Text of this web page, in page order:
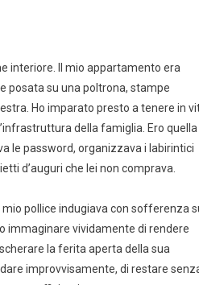
interiore. Il mio appartamento era
posata su una poltrona, stampe
Ho imparato presto a tenere in
della famiglia. Ero quella
le password, organizzava i labirintici
d’auguri che lei non comprava.
pollice indugiava con sofferenza
immaginare vividamente di rendere
la ferita aperta della sua
improvvisamente, di restare